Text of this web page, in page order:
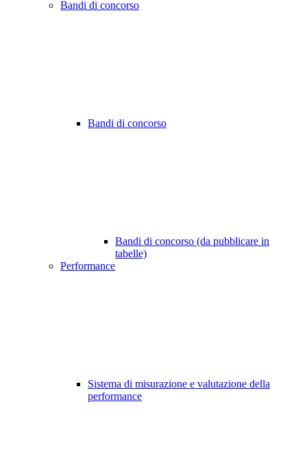
Bandi di concorso
Bandi di concorso
Bandi di concorso (da pubblicare in
tabelle)
Performance
Sistema di misurazione e valutazione della
performance